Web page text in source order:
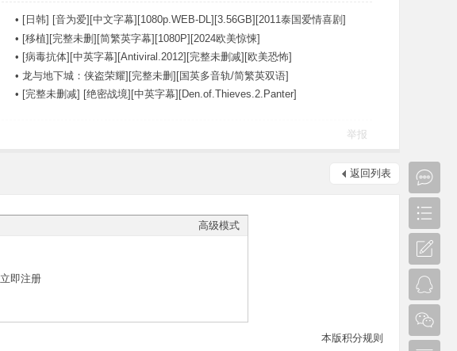
• [日韩] [音为爱][中文字幕][1080p.WEB-DL][3.56GB][2011泰国爱情喜剧]
• [移植][完整未删][简繁英字幕][1080P][2024欧美惊悚]
• [病毒抗体][中英字幕][Antiviral.2012][完整未删减][欧美恐怖]
• 龙与地下城：侠盗荣耀][完整未删][国英多音轨/简繁英双语]
• [完整未删减] [绝密战境][中英字幕][Den.of.Thieves.2.Panter]
举报
返回列表
高级模式
立即注册
本版积分规则